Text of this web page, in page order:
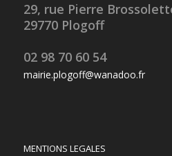
29, rue Pierre
29770 Plogoff
02 98 70 60 54
mairie.plogoff@wanadoo.fr
MENTIONS LEGALES